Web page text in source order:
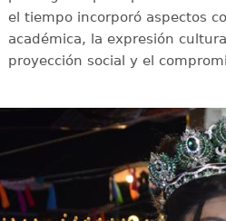
el tiempo incorporó aspectos
académica, la expresión
proyección social y el